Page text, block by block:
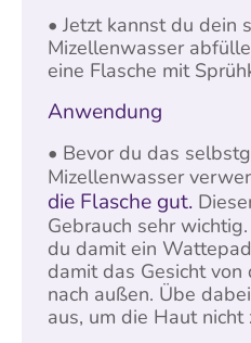
• Jetzt kannst du dein
Mizellenwasser
eine Flasche mit
Anwendung
• Bevor du das
Mizellenwasser
die Flasche gut.
Gebrauch sehr
du damit ein
damit das Gesicht
nach außen. Übe
aus, um die Haut nicht